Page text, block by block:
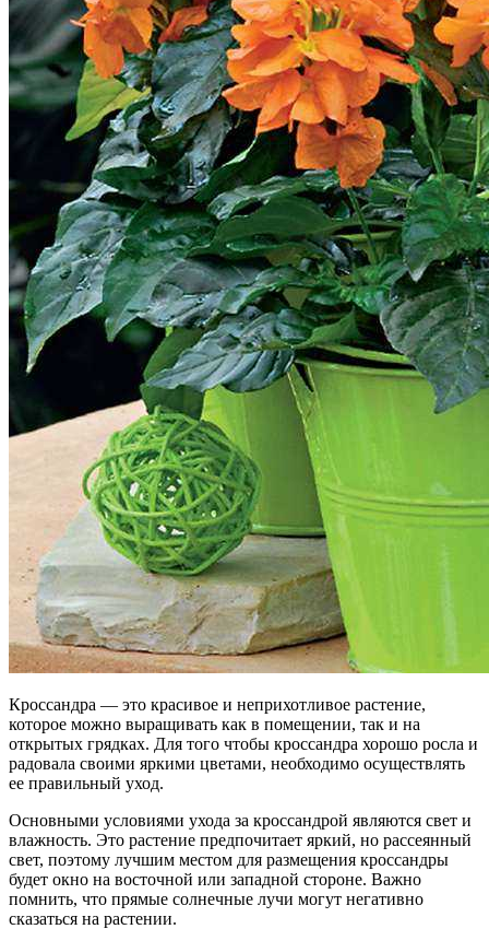
Кроссандра — это красивое и неприхотливое растение,
которое можно выращивать как в помещении, так и на
открытых грядках. Для того чтобы кроссандра хорошо росла и
радовала своими яркими цветами, необходимо осуществлять
ее правильный уход.
Основными условиями ухода за кроссандрой являются свет и
влажность. Это растение предпочитает яркий, но рассеянный
свет, поэтому лучшим местом для размещения кроссандры
будет окно на восточной или западной стороне. Важно
помнить, что прямые солнечные лучи могут негативно
сказаться на растении.